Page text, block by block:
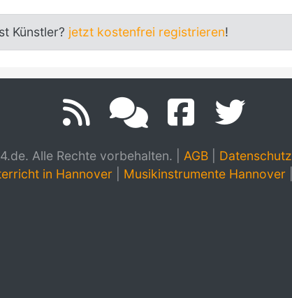
Künstler? jetzt kostenfrei registrieren!
Alle Rechte vorbehalten. AGB| Datenschutz
in Hannover Musikinstrumente Hannover